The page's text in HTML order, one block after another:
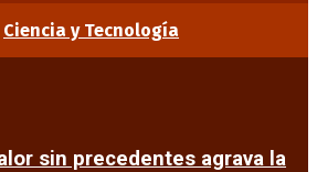
Ciencia y Tecnología
sin precedentes agrava la